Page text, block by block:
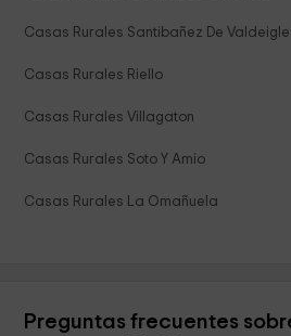
Casas Rurales Santibañez De
Casas Rurales Riello
Casas Rurales Villagaton
Casas Rurales Soto Y Amio
Casas Rurales La Omañuela
Preguntas frecuentes